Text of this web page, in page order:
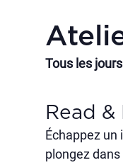
Tous les jours
Read &
Échappez
plongez